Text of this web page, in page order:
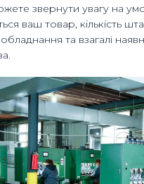
звернути увагу на
ваш товар, кількість
та взагалі